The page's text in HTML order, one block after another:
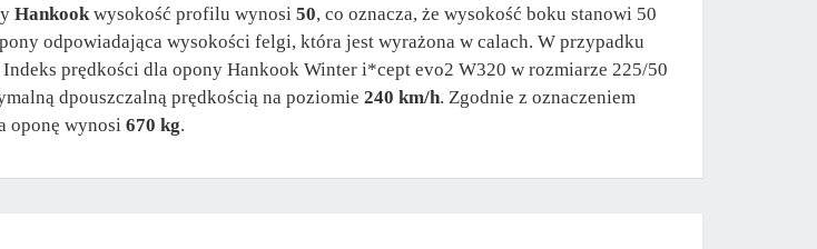
Hankookwysokość profilu wynosi 50, co oznacza, że wysokość boku stanowi 50
odpowiadająca wysokości felgi, która jest wyrażona w calach. W przypadku
Indeks prędkości dla opony Hankook Winter i*cept evo2 W320 w rozmiarze 225/50
dpouszczalną prędkością na poziomie 240 km/h. Zgodnie z oznaczeniem
oponę wynosi 670 kg.